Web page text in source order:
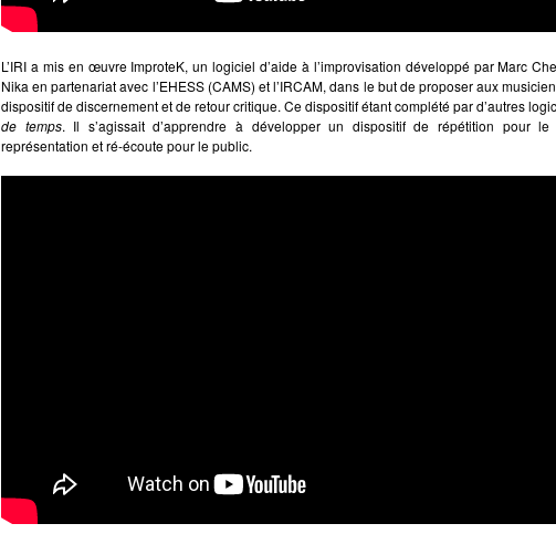
L’IRI a mis en œuvre ImproteK, un logiciel d’aide à l’improvisation développé par Marc
Nika en partenariat avec l’EHESS (CAMS) et l’IRCAM, dans le but de proposer aux
dispositif de discernement et de retour critique. Ce dispositif étant complété par d’autres
de temps. Il s’agissait d’apprendre à développer un dispositif de répétition pour
représentation et ré-écoute pour le public.